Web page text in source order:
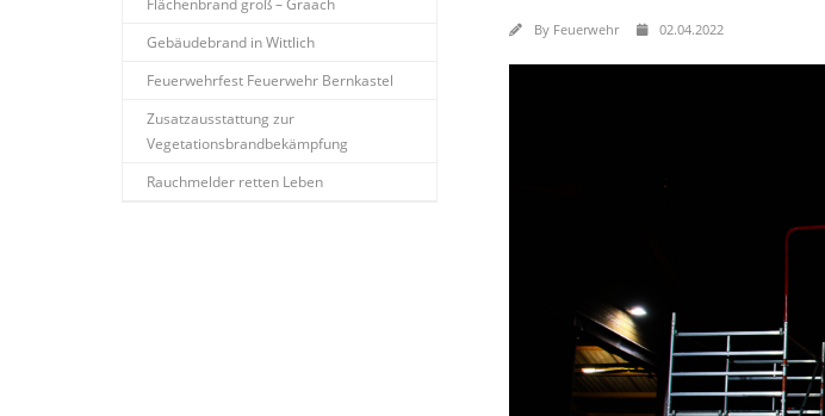
By Feuerwehr 02.04.2022
Gebäudebrand in Wittlich
Feuerwehrfest Feuerwehr Bernkastel
Zusatzausstattung zur
Vegetationsbrandbekämpfung
Rauchmelder retten Leben